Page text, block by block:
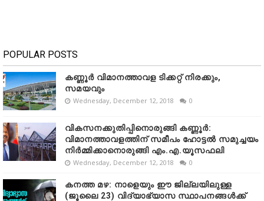
POPULAR POSTS
കണ്ണൂർ വിമാനത്താവള ടിക്കറ്റ് നിരക്കും,
സമയവും
Wednesday, December 12, 2018 0
വികസനക്കുതിപ്പിനൊരുങ്ങി കണ്ണൂർ:
വിമാനത്താവളത്തിന് സമീപം ഹോട്ടൽ സമുച്ചയം
നിർമ്മിക്കാനൊരുങ്ങി എം.എ.യൂസഫലി
Wednesday, December 12, 2018 0
കനത്ത മഴ: നാളെയും ഈ ജില്ലയിലുള്ള
(ജൂലൈ 23) വിദ്യാഭ്യാസ സ്ഥാപനങ്ങൾക്ക്